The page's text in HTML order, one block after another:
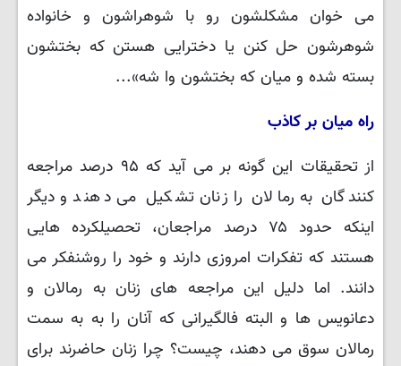
می خوان مشکلشون رو با شوهراشون و خانواده
شوهرشون حل کنن یا دخترایی هستن که بختشون
بسته شده و میان که بختشون وا شه»...
راه میان بر کاذب
از تحقیقات این گونه بر می آید که ۹۵ درصد مراجعه
کنندگان به رمالان را زنان تشکیل می دهند و دیگر
اینکه حدود ۷۵ درصد مراجعان، تحصیلکرده هایی
هستند که تفکرات امروزی دارند و خود را روشنفکر می
دانند. اما دلیل این مراجعه های زنان به رمالان و
دعانویس ها و البته فالگیرانی که آنان را به به سمت
رمالان سوق می دهند، چیست؟ چرا زنان حاضرند برای